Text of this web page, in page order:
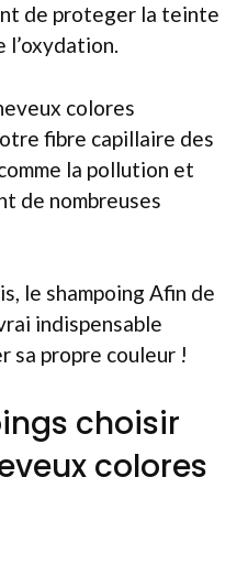
de proteger la teinte
l’oxydation.
colores
fibre capillaire des
la pollution et
de nombreuses
le shampoing Afin de
indispensable
sa propre couleur !
choisir
colores